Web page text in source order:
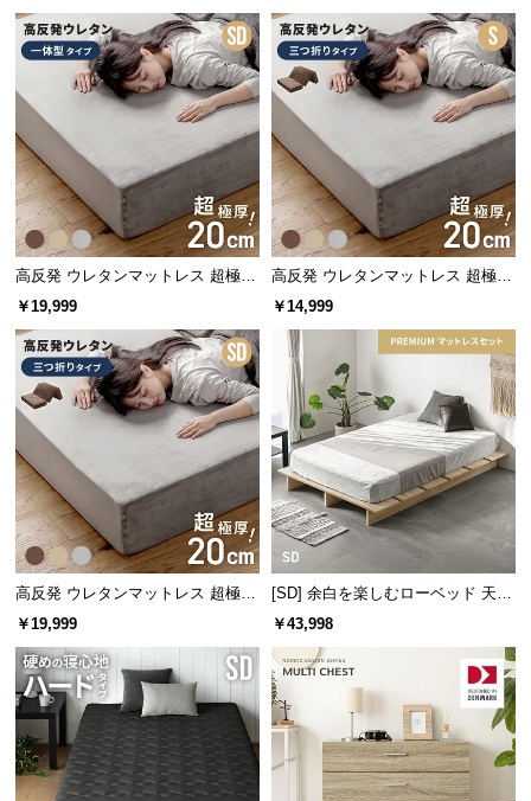
ブ
企
業
情
報
o.,
シリーズで揃えてトータ
ルコーデ
同シリーズの家具で揃えることで空間に統一性
が生まれ、すっきりとまとまった印象のお部屋
になります。
デンマーク家具シリーズのラインナッ
プ
高反発 ウレタンマットレス 超極厚
20cm 一体型 フラットタイプ [SD]
￥19,999
高反発 ウレタンマットレス 超極厚
20cm 三つ折りタイプ [S]
￥14,999
高反発 ウレタンマットレス 超極厚
20cm 三つ折りタイプ [SD]
￥19,999
[SD] 余白を楽しむローベッド 天然
木調 ステージベッド プレミアムマ
￥43,998